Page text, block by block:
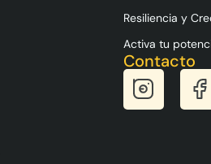
Resiliencia y
Activa tu
Contacto